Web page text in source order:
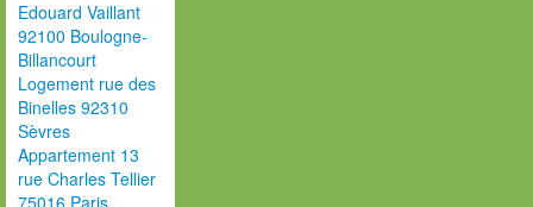
Edouard Vaillant
92100 Boulogne-
Billancourt
Logement rue des
Binelles 92310
Sèvres
Appartement 13
rue Charles Tellier
75016 Paris